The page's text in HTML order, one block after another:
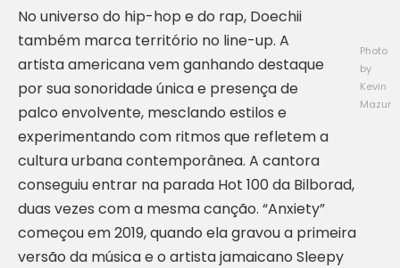
Photo
by
Kevin
Mazur
No universo do hip-hop e do rap, Doechii
também marca território no line-up. A
artista americana vem ganhando destaque
por sua sonoridade única e presença de
palco envolvente, mesclando estilos e
experimentando com ritmos que refletem a
cultura urbana contemporânea. A cantora
conseguiu entrar na parada Hot 100 da Bilborad,
duas vezes com a mesma canção. “Anxiety”
começou em 2019, quando ela gravou a primeira
versão da música e o artista jamaicano Sleepy